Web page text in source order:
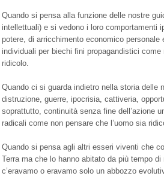
Quando si pensa alla funzione delle nostre
intellettuali) e si vedono i loro comportamenti
potere, di arricchimento economico personale
individuali per biechi fini propagandistici come
ridicolo.
Quando ci si guarda indietro nella storia delle
distruzione, guerre, ipocrisia, cattiveria,
soprattutto, continuità senza fine dell’azione
radicali come non pensare che l’uomo sia
Quando si pensa agli altri esseri viventi che
Terra ma che lo hanno abitato da più tempo
c’eravamo o eravamo solo un abbozzo